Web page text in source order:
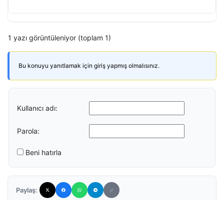
1 yazı görüntüleniyor (toplam 1)
Bu konuyu yanıtlamak için giriş yapmış olmalısınız.
Kullanıcı adı:
Parola:
Beni hatırla
Paylaş: